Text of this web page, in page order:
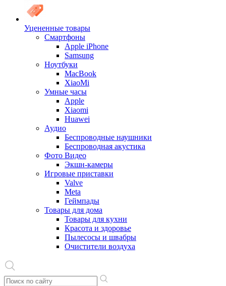
Уцененные товары
Cмартфоны
Apple iPhone
Samsung
Ноутбуки
MacBook
XiaoMi
Умные часы
Apple
Xiaomi
Huawei
Аудио
Беспроводные наушники
Беспроводная акустика
Фото Видео
Экшн-камеры
Игровые приставки
Valve
Meta
Геймпады
Товары для дома
Товары для кухни
Красота и здоровье
Пылесосы и швабры
Очистители воздуха